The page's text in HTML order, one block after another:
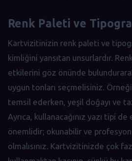
Renk Paleti ve
Kartvizitinizin renk paleti ve
kimliğini yansıtan unsurlardır.
etkilerini göz önünde
uygun tonları seçmelisiniz.
temsil ederken, yeşil doğayı ve
Ayrıca, kullanacağınız yazı tipi
önemlidir; okunabilir ve
olmalısınız. Kartvizitinizde çok